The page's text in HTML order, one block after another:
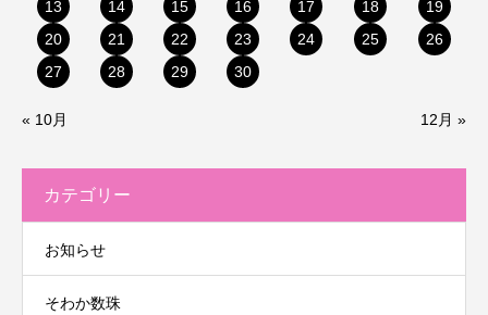
13
14 15 16 17 18
19
20
21 22 23 24 25
26
27
28 29 30
« 10月 12月 »
カテゴリー
お知らせ
そわか数珠